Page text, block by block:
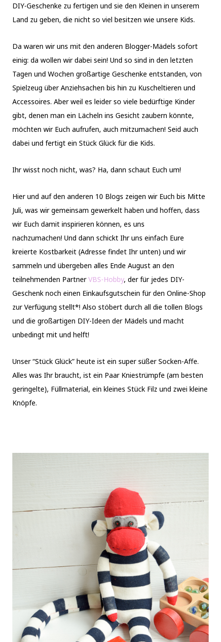
DIY-Geschenke zu fertigen und sie den Kleinen in unserem
Land zu geben, die nicht so viel besitzen wie unsere Kids.
Da waren wir uns mit den anderen Blogger-Mädels sofort
einig: da wollen wir dabei sein! Und so sind in den letzten
Tagen und Wochen großartige Geschenke entstanden, von
Spielzeug über Anziehsachen bis hin zu Kuscheltieren und
Accessoires. Aber weil es leider so viele bedürftige Kinder
gibt, denen man ein Lächeln ins Gesicht zaubern könnte,
möchten wir Euch aufrufen, auch mitzumachen! Seid auch
dabei und fertigt ein Stück Glück für die Kids.
Ihr wisst noch nicht, was? Ha, dann schaut Euch um!
Hier und auf den anderen 10 Blogs zeigen wir Euch bis Mitte
Juli, was wir gemeinsam gewerkelt haben und hoffen, dass
wir Euch damit inspirieren können, es uns
nachzumachen! Und dann schickt Ihr uns einfach Eure
kreierte Kostbarkeit (Adresse findet Ihr unten) und wir
sammeln und übergeben alles Ende August an den
teilnehmenden PartnerVBS-Hobby, der für jedes DIY-
Geschenk noch einen Einkaufsgutschein für den Online-Shop
zur Verfügung stellt*! Also stöbert durch all die tollen Blogs
und die großartigen DIY-Ideen der Mädels und macht
unbedingt mit und helft!
Unser “Stück Glück” heute ist ein super süßer Socken-Affe.
Alles was Ihr braucht, ist ein Paar Kniestrümpfe (am besten
geringelte), Füllmaterial, ein kleines Stück Filz und zwei kleine
Knöpfe.